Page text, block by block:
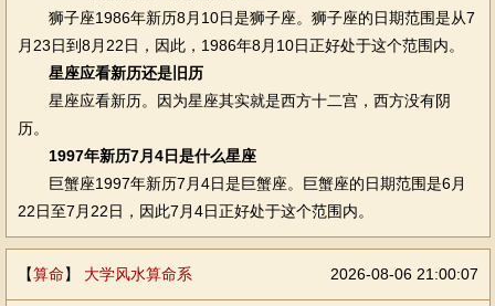
狮子座1986年新历8月10日是狮子座。狮子座的日期范围是从7
月23日到8月22日，因此，1986年8月10日正好处于这个范围内。
星座应看新历还是旧历
星座应看新历。因为星座其实就是西方十二宫，西方没有阴
历。
1997年新历7月4日是什么星座
巨蟹座1997年新历7月4日是巨蟹座。巨蟹座的日期范围是6月
22日至7月22日，因此7月4日正好处于这个范围内。
【算命】 大学风水算命系 2026-08-06 21:00:07